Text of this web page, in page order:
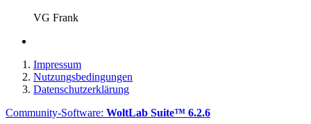
VG Frank
Impressum
Nutzungsbedingungen
Datenschutzerklärung
Community-Software: WoltLab Suite™ 6.2.6